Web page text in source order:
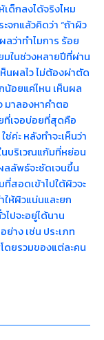
เด็กลงได้จริงไหม
จกแล้วคิดว่า “ถ้าผิว
ว่าทำไมการ ร้อย
ในช่วงหลายปีที่ผ่าน
นผลไว ไม่ต้องผ่าตัด
อยแค่ไหน เห็นผล
มาลองหาคำตอ
เจอบ่อยที่สุดคือ
ค่ะ หลังทำจะเห็นว่า
นบริเวณแก้มที่หย่อน
ลลัพธ์จะชัดเจนขึ้น
ที่สอดเข้าไปใต้ผิวจะ
ให้ผิวแน่นและยก
ปจะอยู่ได้นาน
าง เช่น ประเภท
ดยรวมของแต่ละคน